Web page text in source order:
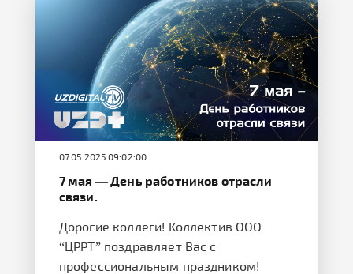
07.05.2025 09:02:00
7 мая — День работников отрасли
связи.
Дорогие коллеги! Kоллектив OOO
“ЦРРТ” поздравляет Вас с
профессиональным праздником!